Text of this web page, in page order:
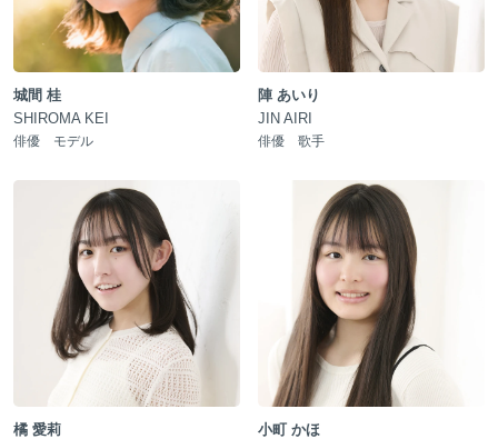
城間 桂
SHIROMA KEI
俳優 モデル
陣 あいり
JIN AIRI
俳優 歌手
橘 愛莉
小町 かほ